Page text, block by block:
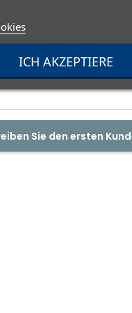
Sie den ersten
ICH AKZEPTIERE